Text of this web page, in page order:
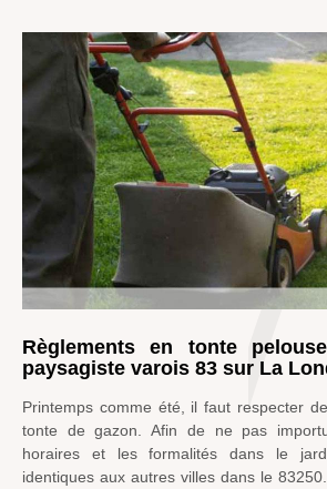
Règlements en tonte
paysagiste varois 83 sur La
Printemps comme été, il faut respecter
tonte de gazon. Afin de ne pas
horaires et les formalités dans le
identiques aux autres villes dans le